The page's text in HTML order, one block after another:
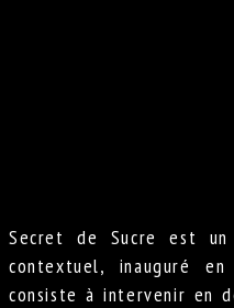
Secret de Sucre est
contextuel, inauguré
consiste à intervenir en